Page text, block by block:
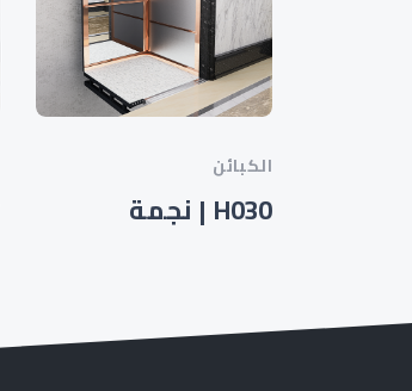
الكبائن
H030 | نجمة